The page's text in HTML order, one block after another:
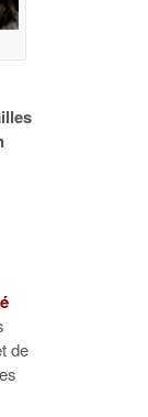
de